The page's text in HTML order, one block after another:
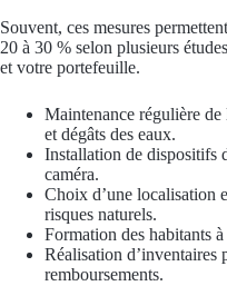
Souvent, ces mesures
20 à 30 % selon plusieurs
et votre portefeuille.
Maintenance régulière
et dégâts des eaux.
Installation de dispositifs
caméra.
Choix d’une localisation
risques naturels.
Formation des habitants
Réalisation d’inventaires
remboursements.